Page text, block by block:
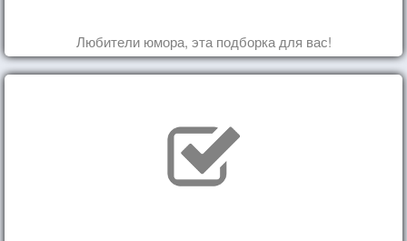
Любители юмора, эта подборка для вас!